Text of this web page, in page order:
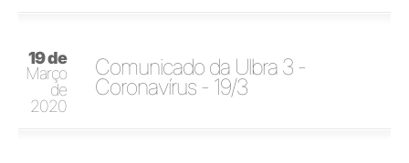
19 de
Março
de
2020
Comunicado da Ulbra 3 -
Coronavírus - 19/3